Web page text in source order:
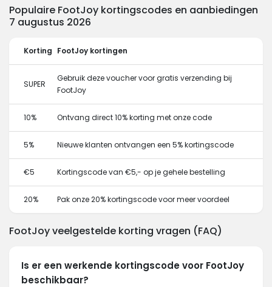
Populaire FootJoy kortingscodes en aanbiedingen
7 augustus 2026
Korting FootJoy kortingen
SUPER
Gebruik deze voucher voor gratis verzending bij
FootJoy
10% Ontvang direct 10% korting met onze code
5% Nieuwe klanten ontvangen een 5% kortingscode
€5 Kortingscode van €5,- op je gehele bestelling
20% Pak onze 20% kortingscode voor meer voordeel
FootJoy veelgestelde korting vragen (FAQ)
Is er een werkende kortingscode voor FootJoy
beschikbaar?